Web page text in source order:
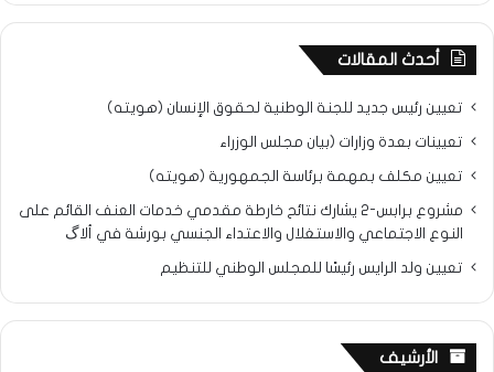
أحدث المقالات
تعيين رئيس جديد للجنة الوطنية لحقوق الإنسان (هويته)
تعيينات بعدة وزارات (بيان مجلس الوزراء
تعيين مكلف بمهمة برئاسة الجمهورية (هويته)
مشروع برابس-2 يشارك نتائح خارطة مقدمي خدمات العنف القائم على
النوع الاجتماعي والاستغلال والاعتداء الجنسي بورشة في ألاگ
تعيين ولد الرايس رئيسًا للمجلس الوطني للتنظيم
الأرشيف